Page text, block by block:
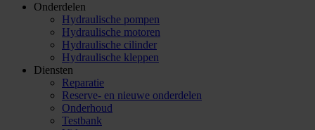
Onderdelen
Hydraulische pompen
Hydraulische motoren
Hydraulische cilinder
Hydraulische kleppen
Diensten
Reparatie
Reserve- en nieuwe onderdelen
Onderhoud
Testbank